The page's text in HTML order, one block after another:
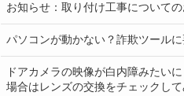
お知らせ：取り付け工事について
パソコンが動かない？詐欺ツールに
ドアカメラの映像が白内障みたい
場合はレンズの交換をチェックして